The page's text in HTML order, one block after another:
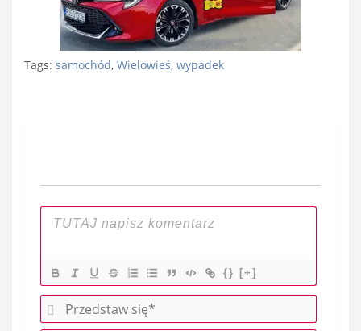
Tags: samochód, Wielowieś, wypadek
{} [+]
P
r